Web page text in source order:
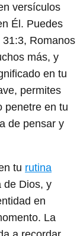
versículos
Él. Puedes
Romanos
más, y
en tu
permites
penetre en tu
de pensar y
tu rutina
de Dios, y
en
La